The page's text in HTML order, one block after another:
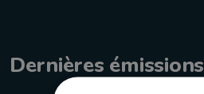
Dernières émissions